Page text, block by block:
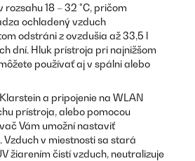
18 – 32 °C, pričom
ochladený vzduch
odstráni z ovzdušia až 33,5 l
dní. Hluk prístroja pri najnižšom
používať aj v spálni alebo
a pripojenie na WLAN
prístroja, alebo pomocou
Vám umožní nastaviť
v miestnosti sa stará
žiarením čistí vzduch, neutralizuje